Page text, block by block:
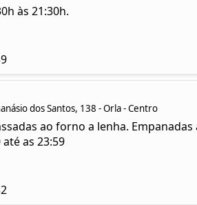
às 21:30h.
dos Santos, 138 - Orla - Centro
ao forno a lenha.
as 23:59